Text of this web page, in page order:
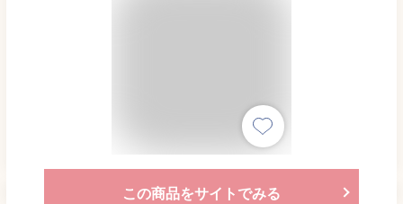
この商品をサイトでみる